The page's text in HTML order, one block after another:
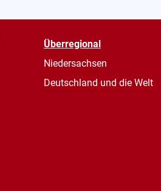
Überregional
Niedersachsen
Deutschland und die Welt